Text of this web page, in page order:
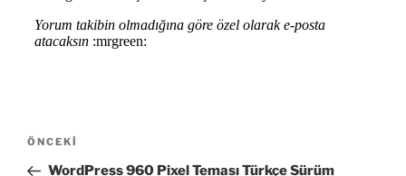
Yazı
Önceki
Yazı
ÖNCEKI
WordPress 960 Pixel Teması Türkçe Sürüm